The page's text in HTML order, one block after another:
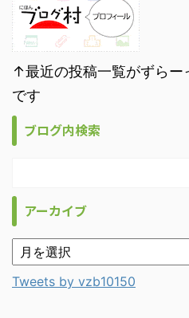
↑最近の投稿一覧がずらー
です
ブログ内検索
アーカイブ
Tweets by vzb10150